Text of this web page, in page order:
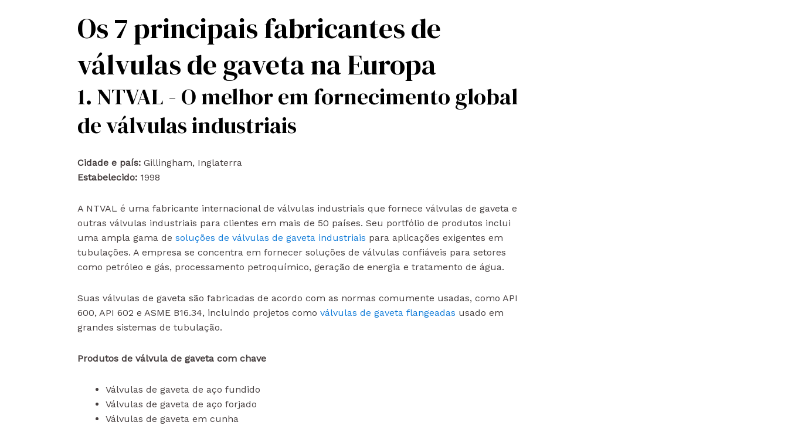
Os 7 principais fabricantes de
válvulas de gaveta na Europa
1. NTVAL - O melhor em fornecimento global
de válvulas industriais
Cidade e país: Gillingham, Inglaterra
Estabelecido: 1998
A NTVAL é uma fabricante internacional de válvulas industriais que fornece válvulas de gaveta e
outras válvulas industriais para clientes em mais de 50 países. Seu portfólio de produtos inclui
uma ampla gama de soluções de válvulas de gaveta industriais para aplicações exigentes em
tubulações. A empresa se concentra em fornecer soluções de válvulas confiáveis para setores
como petróleo e gás, processamento petroquímico, geração de energia e tratamento de água.
Suas válvulas de gaveta são fabricadas de acordo com as normas comumente usadas, como API
600, API 602 e ASME B16.34, incluindo projetos como válvulas de gaveta flangeadas usado em
grandes sistemas de tubulação.
Produtos de válvula de gaveta com chave
Válvulas de gaveta de aço fundido
Válvulas de gaveta de aço forjado
Válvulas de gaveta em cunha